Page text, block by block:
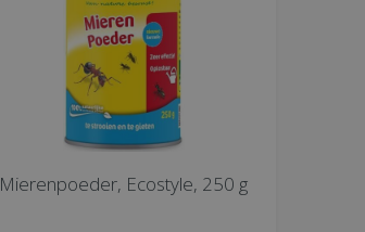
Mierenpoeder, Ecostyle, 250 g